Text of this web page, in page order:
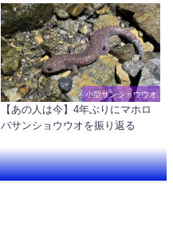
小型サンショウウオ
【あの人は今】4年ぶりにマホロ
バサンショウウオを振り返る